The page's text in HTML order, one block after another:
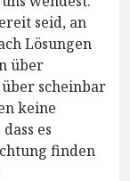
seid, an
Lösungen
über
scheinbar
keine
es
finden